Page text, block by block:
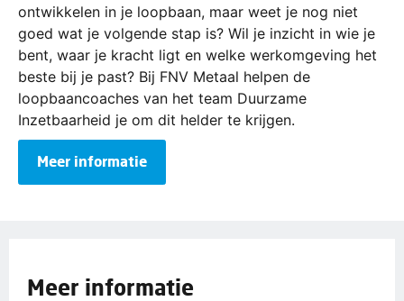
ontwikkelen in je loopbaan, maar weet je nog niet
goed wat je volgende stap is? Wil je inzicht in wie je
bent, waar je kracht ligt en welke werkomgeving het
beste bij je past? Bij FNV Metaal helpen de
loopbaancoaches van het team Duurzame
Inzetbaarheid je om dit helder te krijgen.
Meer informatie
Meer informatie